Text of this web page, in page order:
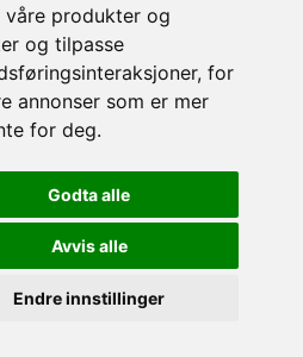
produkter og
og tilpasse
, for
annonser som er mer
for deg.
Godta alle
Avvis alle
Endre innstillinger